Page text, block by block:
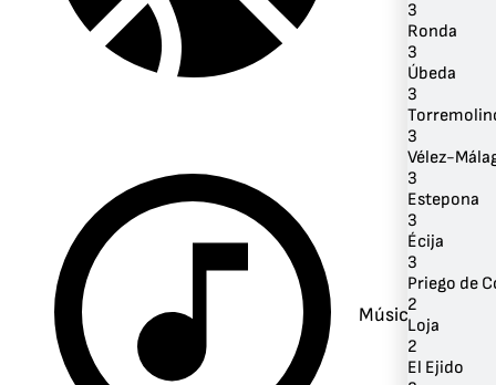
Música
3
Ronda
3
Úbeda
3
3
Vélez-
3
Estepona
3
Écija
3
Priego de
2
Loja
2
El Ejido